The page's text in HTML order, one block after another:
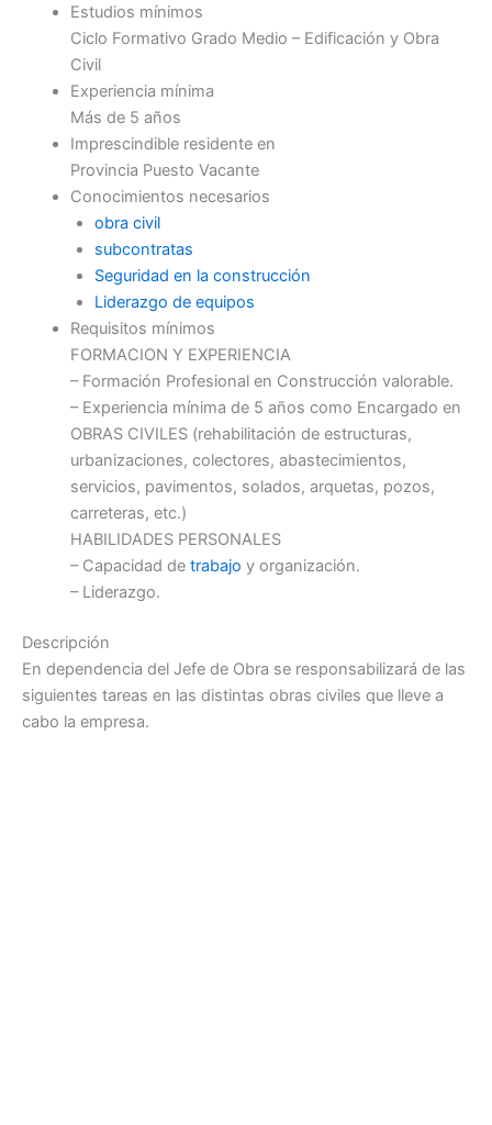
Estudios mínimos
Ciclo Formativo Grado Medio – Edificación y Obra
Civil
Experiencia mínima
Más de 5 años
Imprescindible residente en
Provincia Puesto Vacante
Conocimientos necesarios
obra civil
subcontratas
Seguridad en la construcción
Liderazgo de equipos
Requisitos mínimos
FORMACION Y EXPERIENCIA
– Formación Profesional en Construcción valorable.
– Experiencia mínima de 5 años como Encargado en
OBRAS CIVILES (rehabilitación de estructuras,
urbanizaciones, colectores, abastecimientos,
servicios, pavimentos, solados, arquetas, pozos,
carreteras, etc.)
HABILIDADES PERSONALES
– Capacidad de trabajo y organización.
– Liderazgo.
Descripción
En dependencia del Jefe de Obra se responsabilizará de las
siguientes tareas en las distintas obras civiles que lleve a
cabo la empresa.